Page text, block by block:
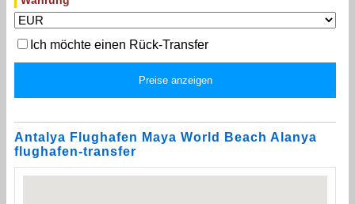
Ich möchte einen Rück-Transfer
Antalya Flughafen Maya World Beach Alanya
flughafen-transfer